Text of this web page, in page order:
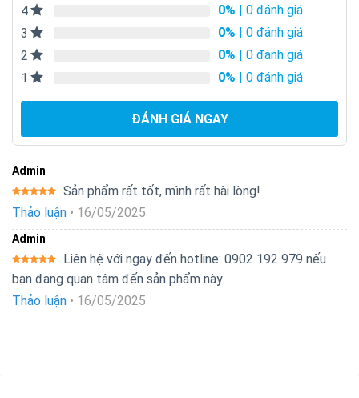
4
0% | 0 đánh giá
3
0% | 0 đánh giá
2
0% | 0 đánh giá
1
0% | 0 đánh giá
ĐÁNH GIÁ NGAY
Admin
Được xếp
hạng5
Sản phẩm rất tốt, mình rất hài lòng!
Thảo luận • 16/05/2025
Admin
Được xếp
hạng 5 5
Liên hệ với ngay đến hotline: 0902 192 979 nếu
bạn đang quan tâm đến sản phẩm này
Thảo luận • 16/05/2025